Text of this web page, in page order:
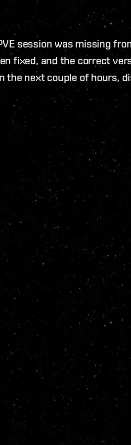
session was missing
fixed, and the correct
the next couple of hours,